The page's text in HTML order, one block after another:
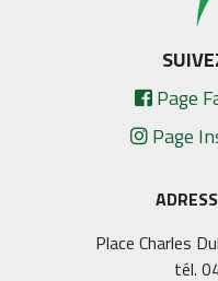
Place Charles
tél.
Page
Page